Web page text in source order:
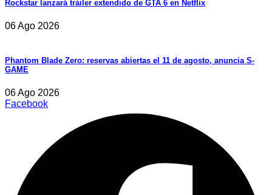
Rockstar lanzará tráiler extendido de GTA 6 en Netflix
06 Ago 2026
Phantom Blade Zero: reservas abiertas el 11 de agosto, anuncia S-
GAME
06 Ago 2026
Facebook